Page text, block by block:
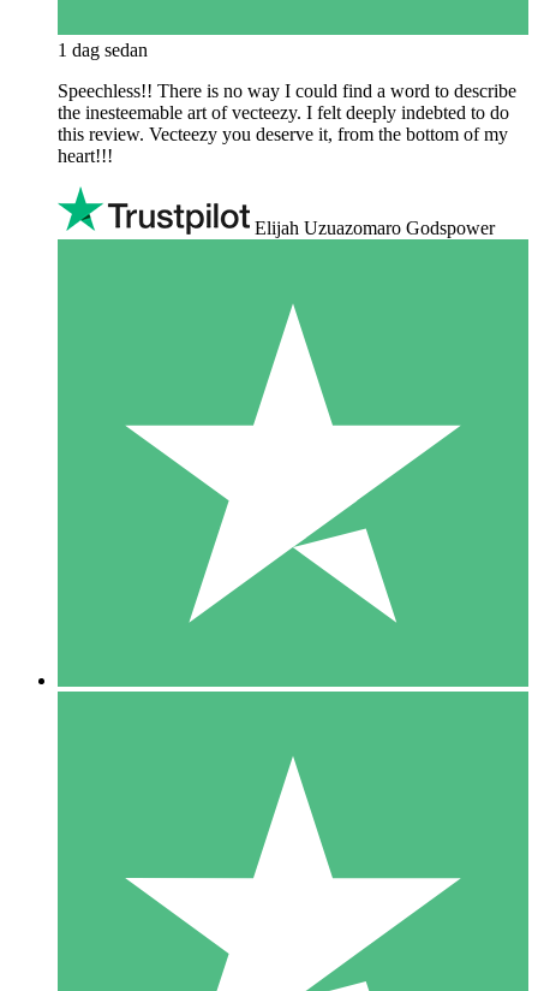
1 dag sedan
Speechless!! There is no way I could find a word to describe
the inesteemable art of vecteezy. I felt deeply indebted to do
this review. Vecteezy you deserve it, from the bottom of my
heart!!!
Elijah Uzuazomaro Godspower